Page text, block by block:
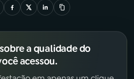
a qualidade do
acessou.